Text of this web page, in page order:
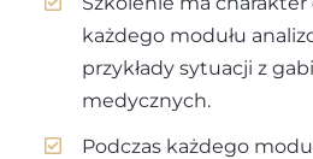
każdego modułu
przykłady sytuacji z
medycznych.
Podczas każdego